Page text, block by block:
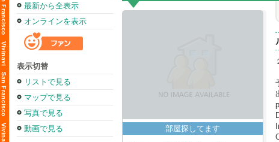
最新から全表示
オンラインを表示
表示切替
リストで見る
マップで見る
写真で見る
動画で見る
部屋探してます